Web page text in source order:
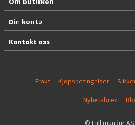
Om butikken
Din konto
Kontakt oss
Frakt Kjøpsbetingelser
Nyhetsbrev
© Full mundur AS